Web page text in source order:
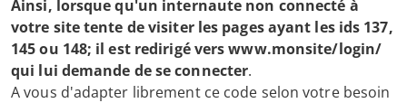
Ainsi, lorsque qu'un internaute non connecté à
votre site tente de visiter les pages ayant les ids 137,
145 ou 148; il est redirigé vers www.monsite/login/
qui lui demande de se connecter.
A vous d'adapter librement ce code selon votre besoin